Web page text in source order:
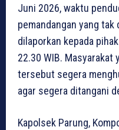
Juni 2026, waktu
pemandangan yang tak
dilaporkan kepada
22.30 WIB. Masyarakat
tersebut segera
agar segera ditangani
Kapolsek Parung,